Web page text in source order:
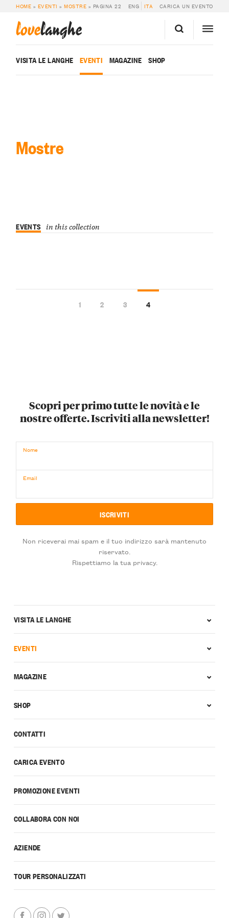
HOME » EVENTI »MOSTRE » PAGINA 22 ENG ITA CARICA UN EVENTO
lovelanghe
VISITA LE LANGHE EVENTI MAGAZINE SHOP
Mostre
EVENTS in this collection
1 2 3 4
Scopri per primo tutte le novità e le
nostre offerte. Iscriviti alla newsletter!
Nome
Email
Non riceverai mai spam e il tuo indirizzo sarà mantenuto
riservato.
Rispettiamo la tua privacy.
CONTATTI
CARICA EVENTO
PROMOZIONE EVENTI
COLLABORA CON NOI
AZIENDE
TOUR PERSONALIZZATI
VISITA LE LANGHE
EVENTI
MAGAZINE
SHOP